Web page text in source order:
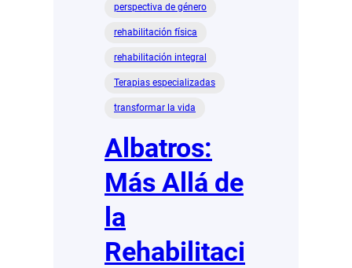
perspectiva de género
rehabilitación física
rehabilitación integral
Terapias especializadas
transformar la vida
Albatros:
Más Allá de
la
Rehabilitaci